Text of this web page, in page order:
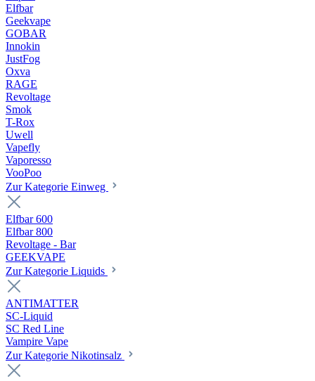
Elfbar
Geekvape
GOBAR
Innokin
JustFog
Oxva
RAGE
Revoltage
Smok
T-Rox
Uwell
Vapefly
Vaporesso
VooPoo
Zur Kategorie Einweg
Elfbar 600
Elfbar 800
Revoltage - Bar
GEEKVAPE
Zur Kategorie Liquids
ANTIMATTER
SC-Liquid
SC Red Line
Vampire Vape
Zur Kategorie Nikotinsalz